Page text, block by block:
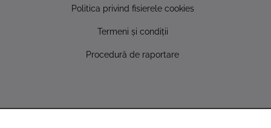
Politica privind fisierele cookies
Termeni și condiții
Procedură de raportare